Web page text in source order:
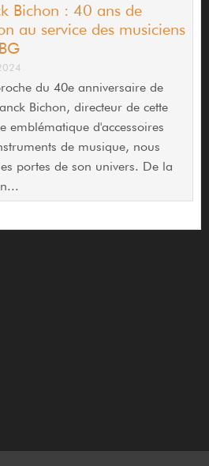
Bichon : 40 ans de
au service des musiciens
du 40e anniversaire de
Bichon, directeur de cette
emblématique d'accessoires
de musique, nous
portes de son univers. De la